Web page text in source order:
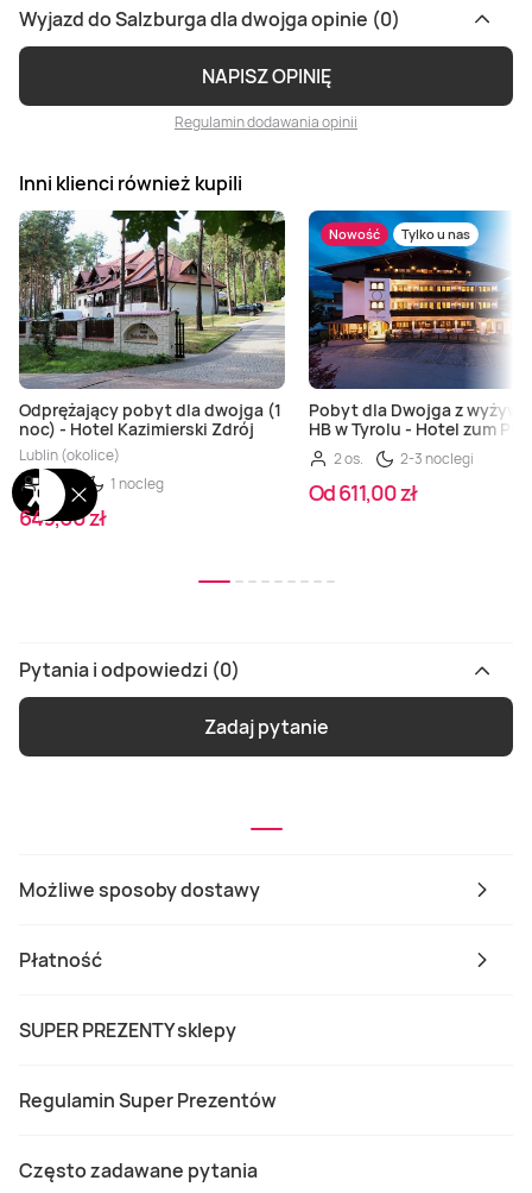
Możliwe sposoby dostawy
Płatność
SUPER PREZENTY sklepy
Regulamin Super Prezentów
Często zadawane pytania
Wyjazd do Salzburga dla dwojga opinie (0)
NAPISZ OPINIĘ
Regulamin dodawania opinii
Inni klienci również kupili
Odprężający pobyt dla dwojga (1
noc) - Hotel Kazimierski Zdrój
Lublin (okolice)
2 os.
1 nocleg
649,00 zł
Nowość Tylko u nas
Pobyt dla Dwojga z
HB w Tyrolu - Hotel zum
2 os. 2-3 noclegi
Od 611,00 zł
Pytania i odpowiedzi (0)
Zadaj pytanie